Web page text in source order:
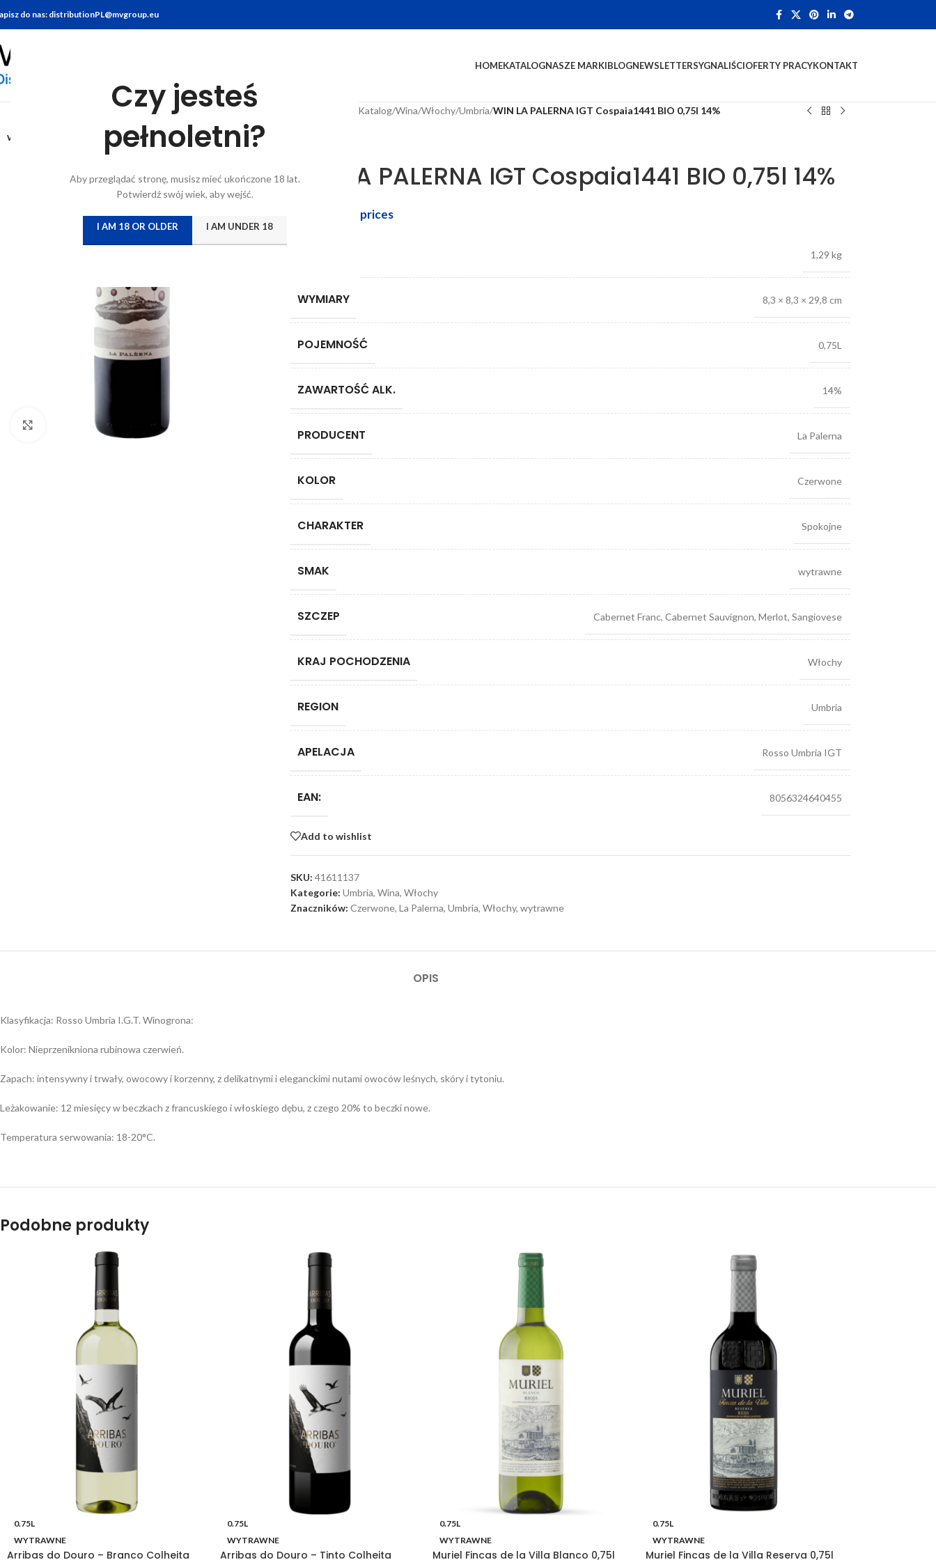
Czy jesteś
pełnoletni?
Aby przeglądać stronę, musisz mieć ukończone 18 lat.
Potwierdź swój wiek, aby wejść.
I AM 18 OR OLDER I AM UNDER 18
do nas: distributionPL@mvgroup.eu
HOMEKATALOGNASZE MARKIBLOGNEWSLETTERSYGNALIŚCIOFERTY PRACYKONTAKT
WYTRAWNE
Click to enlarge
Katalog/Wina/Włochy/Umbria/WIN LA PALERNA IGT Cospaia1441 BIO 0,75l 14%
WIN LA PALERNA IGT Cospaia1441 BIO 0,75l 14%
Login to see prices
1,29 kg
WYMIARY 8,3 × 8,3 × 29,8 cm
POJEMNOŚĆ 0,75L
ZAWARTOŚĆ ALK. 14%
PRODUCENT La Palerna
KOLOR Czerwone
CHARAKTER Spokojne
SMAK wytrawne
SZCZEP Cabernet Franc,Cabernet Sauvignon,Merlot,Sangiovese
KRAJ POCHODZENIA Włochy
REGION Umbria
APELACJA Rosso Umbria IGT
EAN: 8056324640455
Add to wishlist
SKU:41611137
Kategorie: Umbria, Wina, Włochy
Znaczników: Czerwone, La Palerna, Umbria, Włochy, wytrawne
OPIS
Klasyfikacja: Rosso Umbria I.G.T. Winogrona:
Kolor: Nieprzenikniona rubinowa czerwień.
Zapach: intensywny i trwały, owocowy i korzenny, z delikatnymi i eleganckimi nutami owoców leśnych, skóry i tytoniu.
Leżakowanie: 12 miesięcy w beczkach z francuskiego i włoskiego dębu, z czego 20% to beczki nowe.
Temperatura serwowania: 18-20°C.
Podobne produkty
0.75L
WYTRAWNE
Arribas do Douro – Branco Colheita
0.75L
WYTRAWNE
Arribas do Douro – Tinto Colheita
0.75L
WYTRAWNE
Muriel Fincas de la Villa Blanco 0,75l
0.75L
WYTRAWNE
Muriel Fincas de la Villa Reserva 0,75l